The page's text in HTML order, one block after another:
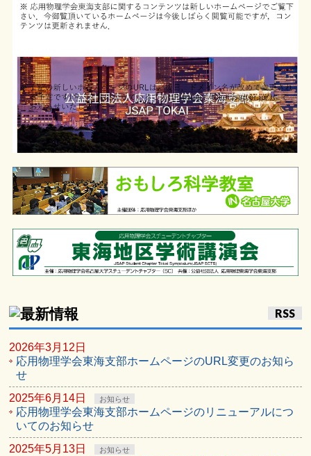
RSS
2026年3月12日
応用物理学会東海支部ホームページのURL変更のお知ら
せ
2025年6月14日
お知らせ
応用物理学会東海支部ホームページのリニューアルにつ
いてのお知らせ
2025年5月13日
お知らせ